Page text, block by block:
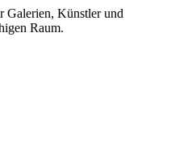
Galerien, Künstler und
Raum.